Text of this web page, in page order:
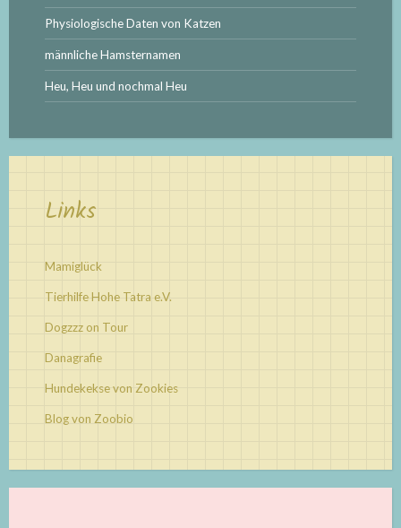
Physiologische Daten von Katzen
männliche Hamsternamen
Heu, Heu und nochmal Heu
Links
Mamiglück
Tierhilfe Hohe Tatra e.V.
Dogzzz on Tour
Danagrafie
Hundekekse von Zookies
Blog von Zoobio